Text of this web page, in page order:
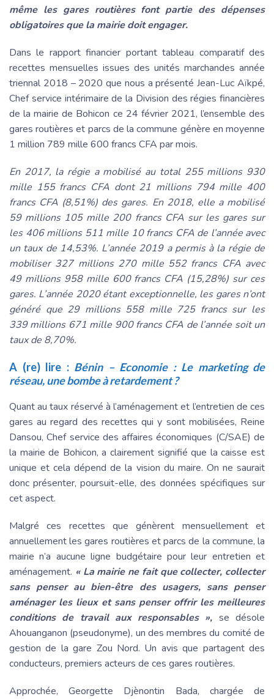
même les gares routières font partie des dépenses
obligatoires que la mairie doit engager.
Dans le rapport financier portant tableau comparatif des
recettes mensuelles issues des unités marchandes année
triennal 2018 – 2020 que nous a présenté Jean-Luc Aïkpé,
Chef service intérimaire de la Division des régies financières
de la mairie de Bohicon ce 24 février 2021, l’ensemble des
gares routières et parcs de la commune génère en moyenne
1 million 789 mille 600 francs CFA par mois.
En 2017, la régie a mobilisé au total 255 millions 930
mille 155 francs CFA dont 21 millions 794 mille 400
francs CFA (8,51%) des gares. En 2018, elle a mobilisé
59 millions 105 mille 200 francs CFA sur les gares sur
les 406 millions 511 mille 10 francs CFA de l’année avec
un taux de 14,53%. L’année 2019 a permis à la régie de
mobiliser 327 millions 270 mille 552 francs CFA avec
49 millions 958 mille 600 francs CFA (15,28%) sur ces
gares. L’année 2020 étant exceptionnelle, les gares n’ont
généré que 29 millions 558 mille 725 francs sur les
339 millions 671 mille 900 francs CFA de l’année soit un
taux de 8,70%.
A (re) lire : Bénin – Economie : Le marketing de
réseau, une bombe à retardement ?
Quant au taux réservé à l’aménagement et l’entretien de ces
gares au regard des recettes qui y sont mobilisées, Reine
Dansou, Chef service des affaires économiques (C/SAE) de
la mairie de Bohicon, a clairement signifié que la caisse est
unique et cela dépend de la vision du maire. On ne saurait
donc présenter, poursuit-elle, des données spécifiques sur
cet aspect.
Malgré ces recettes que génèrent mensuellement et
annuellement les gares routières et parcs de la commune, la
mairie n’a aucune ligne budgétaire pour leur entretien et
aménagement. « La mairie ne fait que collecter, collecter
sans penser au bien-être des usagers, sans penser
aménager les lieux et sans penser offrir les meilleures
conditions de travail aux responsables », se désole
Ahouanganon (pseudonyme), un des membres du comité de
gestion de la gare Zou Nord. Un avis que partagent des
conducteurs, premiers acteurs de ces gares routières.
Approchée, Georgette Djènontin Bada, chargée de